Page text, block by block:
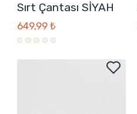
Sırt Çantası SİYAH
649,99 ₺